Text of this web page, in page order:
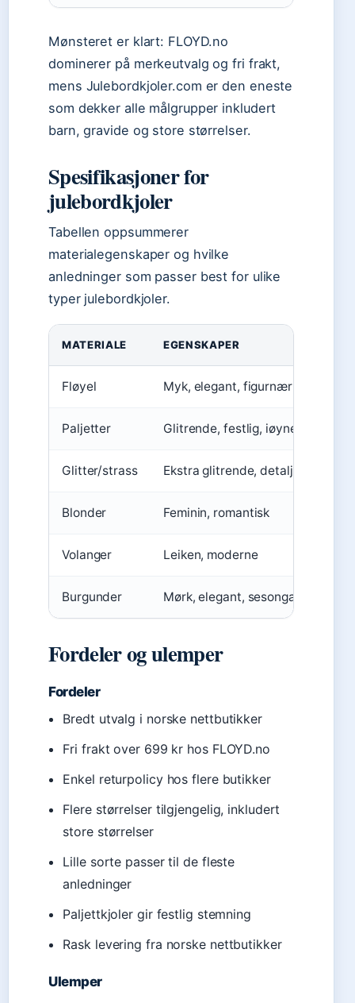
Mønsteret er klart: FLOYD.no
dominerer på merkeutvalg og fri frakt,
mens Julebordkjoler.com er den eneste
som dekker alle målgrupper inkludert
barn, gravide og store størrelser.
Spesifikasjoner for
julebordkjoler
Tabellen oppsummerer
materialegenskaper og hvilke
anledninger som passer best for ulike
typer julebordkjoler.
MATERIALE EGENSKAPER
Fløyel Myk, elegant, figurnær
Paljetter Glitrende, festlig, iøynefallende
Glitter/strass Ekstra glitrende, detaljert
Blonder Feminin, romantisk
Volanger Leiken, moderne
Burgunder Mørk, elegant, sesongaktuell
Fordeler og ulemper
Fordeler
Bredt utvalg i norske nettbutikker
Fri frakt over 699 kr hos FLOYD.no
Enkel returpolicy hos flere butikker
Flere størrelser tilgjengelig, inkludert
store størrelser
Lille sorte passer til de fleste
anledninger
Paljettkjoler gir festlig stemning
Rask levering fra norske nettbutikker
Ulemper